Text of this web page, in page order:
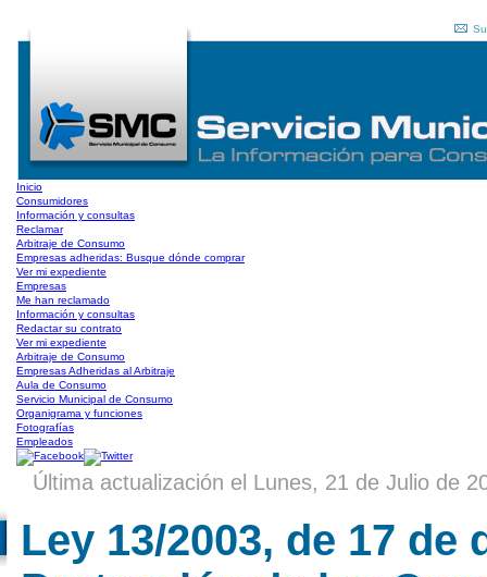
Inicio
Consumidores
Información y consultas
Reclamar
Arbitraje de Consumo
Empresas adheridas: Busque dónde comprar
Ver mi expediente
Empresas
Me han reclamado
Información y consultas
Redactar su contrato
Ver mi expediente
Arbitraje de Consumo
Empresas Adheridas al Arbitraje
Aula de Consumo
Servicio Municipal de Consumo
Organigrama y funciones
Fotografías
Empleados
Última actualización el Lunes, 21 de Julio de
Ley 13/2003, de 17